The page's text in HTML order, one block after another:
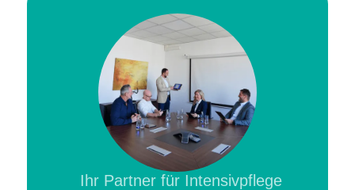
Ihr Partner für Intensivpflege